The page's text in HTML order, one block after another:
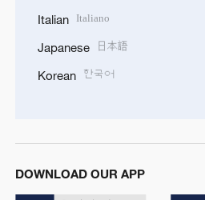
Italian Italiano
Japanese 日本語
Korean 한국어
DOWNLOAD OUR APP